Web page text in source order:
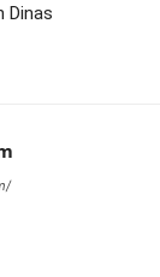
Dinas